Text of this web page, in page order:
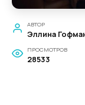
АВТОР
Эллина
ПРОСМОТРОВ
28533